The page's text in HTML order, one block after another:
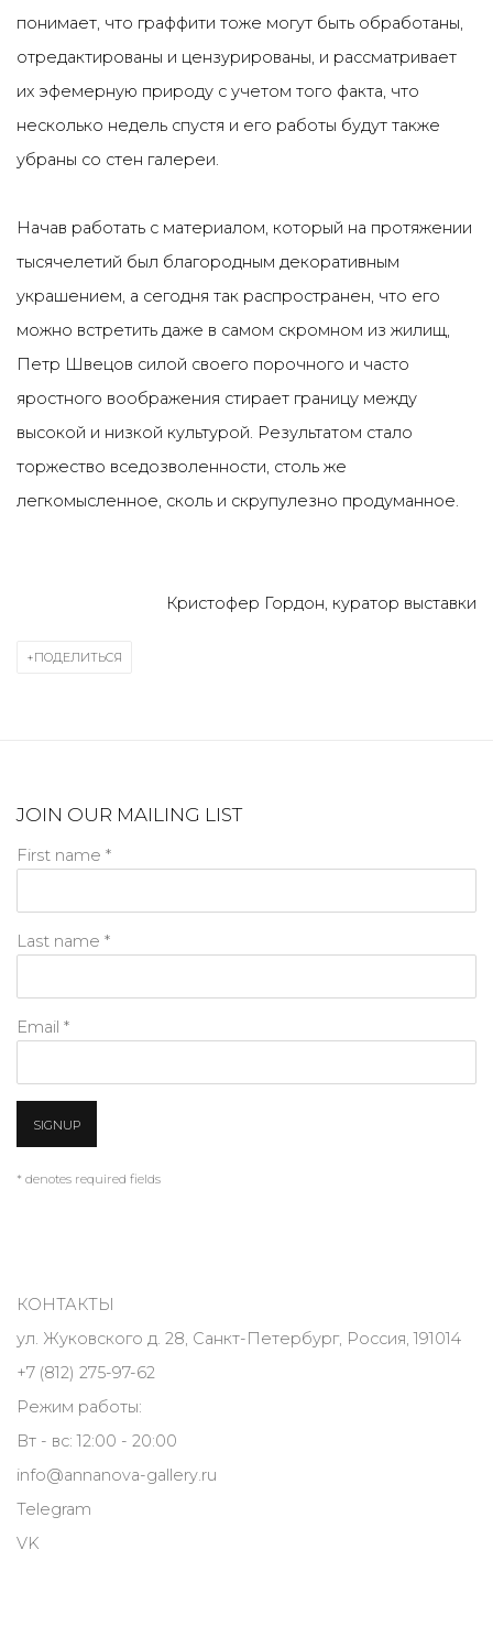
понимает, что граффити тоже могут быть обработаны,
отредактированы и цензурированы, и рассматривает
их эфемерную природу с учетом того факта, что
несколько недель спустя и его работы будут также
убраны со стен галереи.
Начав работать с материалом, который на протяжении
тысячелетий был благородным декоративным
украшением, а сегодня так распространен, что его
можно встретить даже в самом скромном из жилищ,
Петр Швецов силой своего порочного и часто
яростного воображения стирает границу между
высокой и низкой культурой. Результатом стало
торжество вседозволенности, столь же
легкомысленное, сколь и скрупулезно продуманное.
Кристофер Гордон, куратор выставки
ПОДЕЛИТЬСЯ
JOIN OUR MAILING LIST
First name *
Last name *
Email *
SIGNUP
* denotes required fields
КОНТАКТЫ
ул. Жуковского д. 28, Санкт-Петербург, Россия, 191014
+7 (812) 275-97-62
Режим работы:
Вт - вс: 12:00 - 20:00
info@annanova-gallery.ru
Telegram
VK